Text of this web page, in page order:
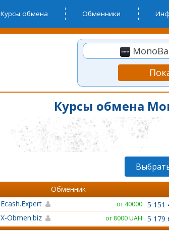
Курсы обмена Обменники
Курсы обмена
Обменник
Ecash.Expert
от 40000 5 151
X-Obmen.biz
от 8000 UAH 5 179